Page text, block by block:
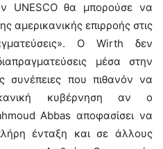
UNESCO θα μπορούσε να
αμερικανικής επιρροής στις
Ο Wirth δεν
μέσα στην
συνέπειες που πιθανόν να
κυβέρνηση αν ο
Abbas αποφασίσει να
ένταξη και σε άλλους